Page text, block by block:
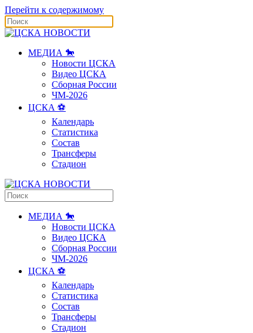
Перейти к содержимому
МЕДИА 🐎
Новости ЦСКА
Видео ЦСКА
Сборная России
ЧМ-2026
ЦСКА ⚽️
Календарь
Статистика
Состав
Трансферы
Стадион
МЕДИА 🐎
Новости ЦСКА
Видео ЦСКА
Сборная России
ЧМ-2026
ЦСКА ⚽️
Календарь
Статистика
Состав
Трансферы
Стадион